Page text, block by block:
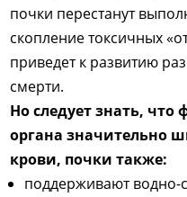
почки перестанут
скопление токсичных
приведет к развитию
смерти.
Но следует знать,
органа значительно
крови, почки также:
поддерживают водно-